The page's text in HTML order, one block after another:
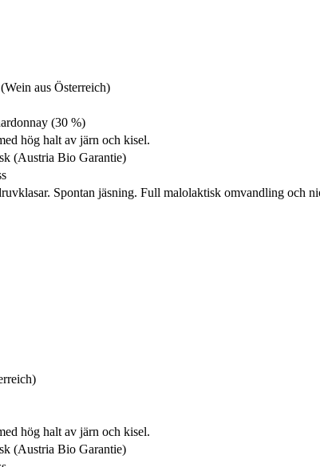
aus Österreich)
(30 %)
hög halt av järn och kisel.
(Austria Bio Garantie)
Spontan jäsning. Full malolaktisk omvandling och
hög halt av järn och kisel.
(Austria Bio Garantie)